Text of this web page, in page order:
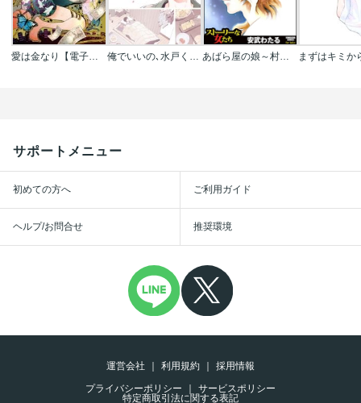
サポートメニュー
初めての方へ ご利用ガイド
ヘルプ/お問合せ 推奨環境
運営会社 利用規約
採用情報
プライバシーポリシー
サービスポリシー
特定商取引法に関する表記